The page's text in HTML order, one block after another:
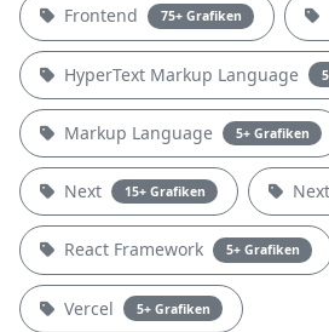
Frontend 75+ Grafiken
HyperText Markup Language
Markup Language 5+ Grafiken
Next 15+ Grafiken
React Framework 5+ Grafiken
Vercel 5+ Grafiken